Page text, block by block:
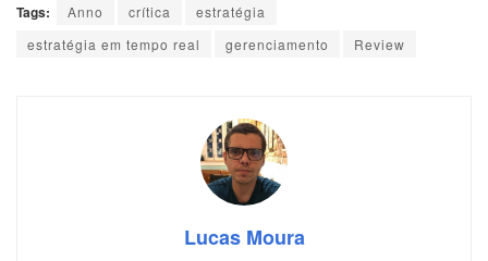
Tags: Anno crítica
estratégia
estratégia em tempo real
gerenciamento Review
Lucas Moura